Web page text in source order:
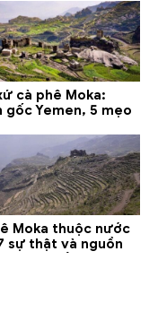
cà phê Moka:
gốc Yemen, 5 mẹo
Moka thuộc nước
sự thật và nguồn